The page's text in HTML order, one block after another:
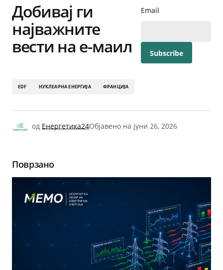
Добивај ги
најважните
вести на е-маил
Email
EDF НУКЛЕАРНА ЕНЕРГИЈА ФРАНЦИЈА
од Енергетика24Објавено на јуни 26, 2026
Поврзано